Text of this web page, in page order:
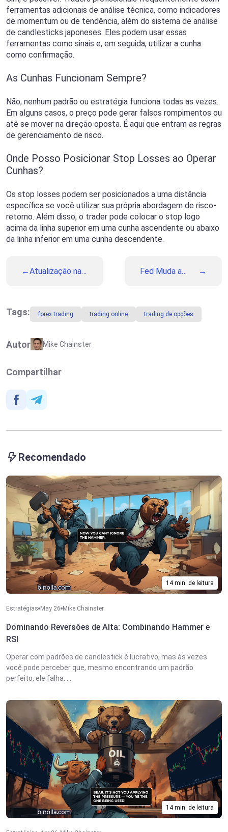
ferramentas adicionais de análise técnica, como indicadores
de momentum ou de tendência, além do sistema de análise
de candlesticks japoneses. Eles podem usar essas
ferramentas como sinais e, em seguida, utilizar a cunha
como confirmação.
As Cunhas Funcionam Sempre?
Não, nenhum padrão ou estratégia funciona todas as vezes.
Em alguns casos, o preço pode gerar falsos rompimentos ou
até se mover na direção oposta. É aqui que entram as regras
de gerenciamento de risco.
Onde Posso Posicionar Stop Losses ao Operar
Cunhas?
Os stop losses podem ser posicionados a uma distância
específica se você utilizar sua própria abordagem de risco-
retorno. Além disso, o trader pode colocar o stop logo
acima da linha superior em uma cunha ascendente ou abaixo
da linha inferior em uma cunha descendente.
Atualização na
Plataforma
com o Tema
Fed Muda a
Foco Nesta
Semana
Tags: forex trading trading online trading de opções
Autor Mike Chainster
Compartilhar
Recomendado
14 min. de leitura
Estratégias May 26 Mike Chainster
Dominando Reversões de Alta: Combinando Hammer e
RSI
Operar com padrões de candlestick é lucrativo, mas às vezes
você pode perceber que, mesmo encontrando um padrão
perfeito, ele falha. ...
14 min. de leitura